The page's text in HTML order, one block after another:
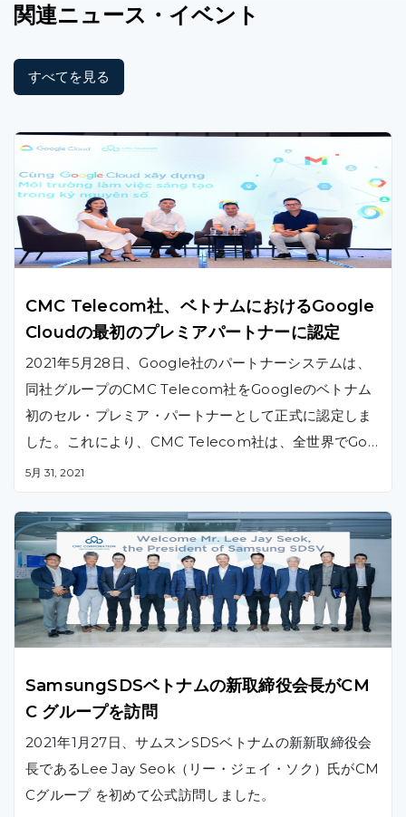
関連ニュース ・イベント
すべてを見る
CMC Telecom社、ベトナムにおけるGoogle
Cloudの最初のプレミアパートナーに認定
2021年5月28日、Google社のパートナーシステムは、
同社グループのCMC Telecom社をGoogleのベトナム
初のセル・プレミア・パートナーとして正式に認定しま
した。これにより、CMC Telecom社は、全世界でGoo
gle Cloudのプレミアパートナーとして認定された唯一
5月 31, 2021
SamsungSDSベトナムの新取締役会長がCM
C グループを訪問
2021年1月27日、サムスンSDSベトナムの新新取締役会
長であるLee Jay Seok（リー・ジェイ・ソク）氏がCM
Cグループ を初めて公式訪問しました。